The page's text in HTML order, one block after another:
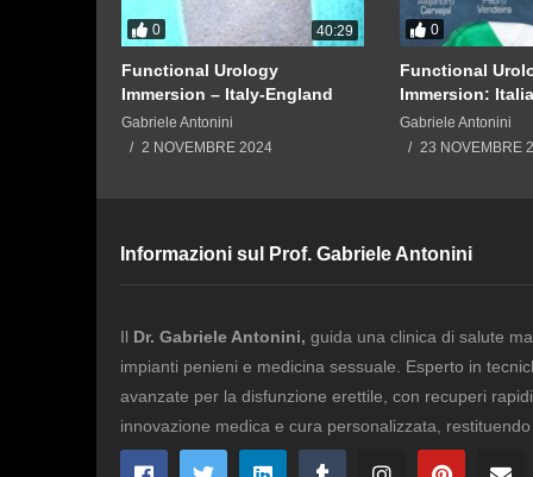
0 40:29
Functional Urology
Immersion – Italy-England
Gabriele Antonini
2 NOVEMBRE 2024
0
Functional
Immersion:
Gabriele Antonini
23 NOVEMBRE
Informazioni sul Prof. Gabriele Antonini
Il Dr. Gabriele Antonini, guida una clinica di salute
impianti penieni e medicina sessuale. Esperto in
avanzate per la disfunzione erettile, con recuperi
innovazione medica e cura personalizzata,